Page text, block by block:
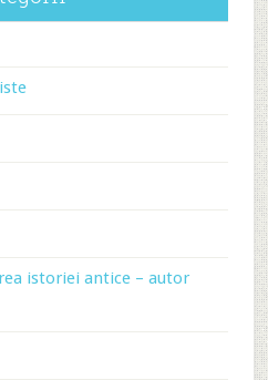
istoriei antice – autor